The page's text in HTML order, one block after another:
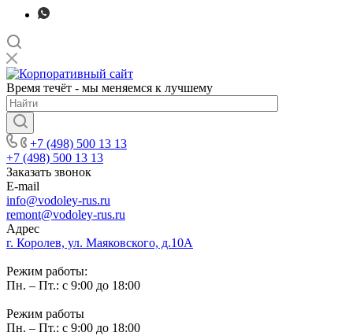
Время течёт - мы меняемся к лучшему
+7 (498) 500 13 13
+7 (498) 500 13 13
Заказать звонок
E-mail
info@vodoley-rus.ru
remont@vodoley-rus.ru
Адрес
г. Королев, ул. Маяковского, д.10А
Режим работы:
Пн. – Пт.: с 9:00 до 18:00
Режим работы
Пн. – Пт.: с 9:00 до 18:00